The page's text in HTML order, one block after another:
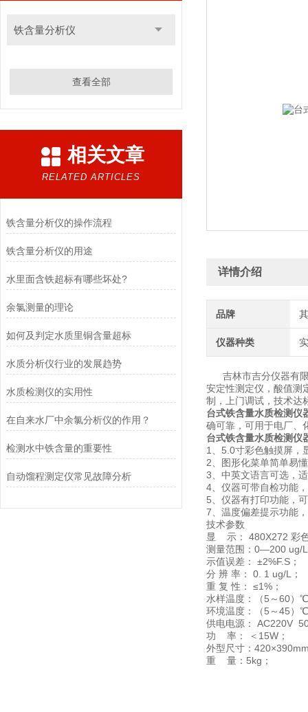
铁含量分析仪
查看全部
相关文章
RELATED ARTICLES
铁含量分析仪的操作流程
铁含量分析仪的用途
水里面含铁超标有哪些坏处?
余氯测量的理论
如何及判定水质里铜含量超标
水质分析仪行业的发展趋势
水质检测仪的实用性
在自来水厂中余氯分析仪的作用？
检测水中铁含量的重要性
自动馏程测定仪常见故障分析
详情介绍
品牌
仪器种类
吉林市吉分仪器有限
安定性测定仪，酸值测
制，上门调试，技术达
台式铁含量水质检测仪
确可靠，可用于电厂、
台式铁含量水质检测仪
1、5.0寸彩色触摸屏，
2、图形化菜单简单易懂
3、中英文语言可选，
4、仪器可带自检功能
5、仪器有打印功能，
7、温度偏差提示功能
技术参数
显 示： 480X272 彩
测量范围：0—200 ug/
示值误差： ±2%F.S；
分 辨 率： 0. 1 ug/L；
重 复 性： ≤1%；
水样温度：（5～60）
环境温度：（5～45
供电电源： AC220V
功 率： ＜15W；
外型尺寸：
重 量：5kg；